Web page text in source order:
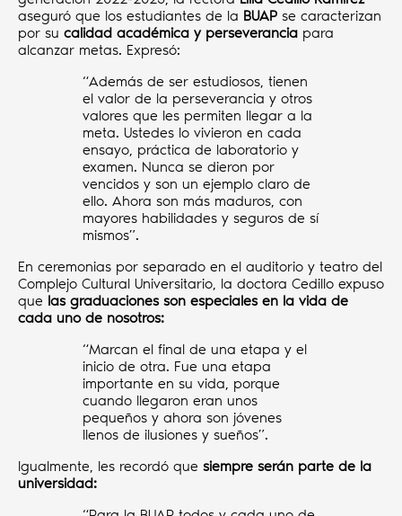
aseguró que los estudiantes de la BUAP se caracterizan
por su calidad académica y perseverancia para
alcanzar metas. Expresó:
“Además de ser estudiosos, tienen
el valor de la perseverancia y otros
valores que les permiten llegar a la
meta. Ustedes lo vivieron en cada
ensayo, práctica de laboratorio y
examen. Nunca se dieron por
vencidos y son un ejemplo claro de
ello. Ahora son más maduros, con
mayores habilidades y seguros de sí
mismos”.
En ceremonias por separado en el auditorio y teatro del
Complejo Cultural Universitario, la doctora Cedillo expuso
que las graduaciones son especiales en la vida de
cada uno de nosotros:
“Marcan el final de una etapa y el
inicio de otra. Fue una etapa
importante en su vida, porque
cuando llegaron eran unos
pequeños y ahora son jóvenes
llenos de ilusiones y sueños”.
Igualmente, les recordó que siempre serán parte de la
universidad: